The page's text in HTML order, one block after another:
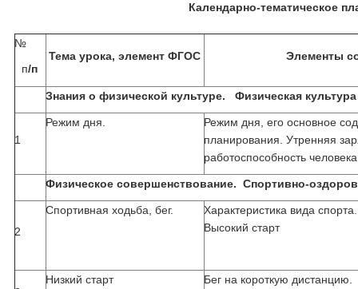
Календарно-тематическое
№
п/п
Тема урока, элемент ФГОС Элементы
Знания о физической культуре. Физическая
1
Режим дня.
Режим дня, его основное
планирования. Утренняя
работоспособность человека
Физическое совершенствование. Спортивно-
2
Спортивная ходьба, бег.
Характеристика вида
Высокий старт
Низкий старт
Бег на короткую дистанцию.